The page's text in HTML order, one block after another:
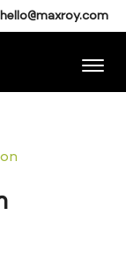
hello@maxroy.com